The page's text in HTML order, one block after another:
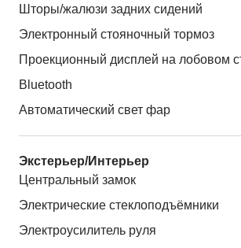
Шторы/жалюзи задних сидений
Электронный стояночный тормоз
Проекционный дисплей на лобовом
Bluetooth
Автоматический свет фар
Экстерьер/Интерьер
Центральный замок
Электрические стеклоподъёмники
Электроусилитель руля